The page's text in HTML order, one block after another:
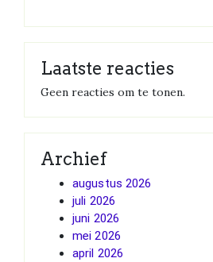
Laatste reacties
Geen reacties om te tonen.
Archief
augustus 2026
juli 2026
juni 2026
mei 2026
april 2026